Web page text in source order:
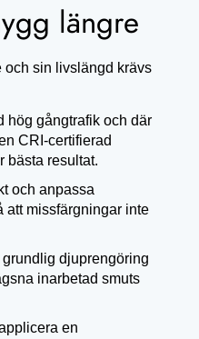
längre
och sin livslängd krävs
hög gångtrafik och där
CRI-certifierad
bästa resultat.
och anpassa
att missfärgningar inte
djuprengöring
inarbetad smuts
en